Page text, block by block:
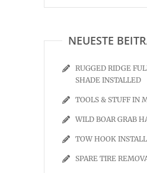
NEUESTE
RUGGED RIDGE
SHADE INSTALLED
TOOLS & STUFF IN
WILD BOAR GRAB
TOW HOOK
SPARE TIRE